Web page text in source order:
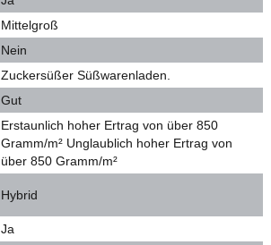
Mittelgroß
Nein
Zuckersüßer Süßwarenladen.
Gut
Erstaunlich hoher Ertrag von über 850
Gramm/m² Unglaublich hoher Ertrag von
über 850 Gramm/m²
Hybrid
Ja